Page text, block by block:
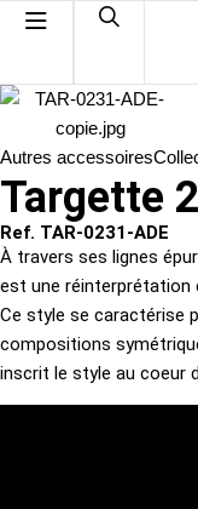
Autres accessoires
Targette
Ref. TAR-0231-ADE
À travers ses lignes
est une réinterprétation
Ce style se caractérise
compositions
inscrit le style au coeur